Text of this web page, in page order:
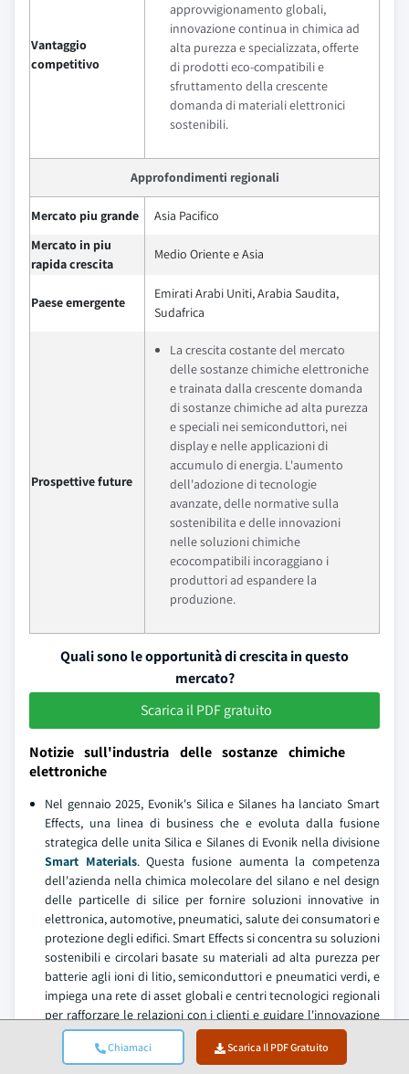
Chiamaci Scarica Il PDF Gratuito
Vantaggio
competitivo
approvvigionamento globali,
innovazione continua in chimica ad
alta purezza e specializzata, offerte
di prodotti eco-compatibili e
sfruttamento della crescente
domanda di materiali elettronici
sostenibili.
Approfondimenti regionali
Mercato piu grande
Asia Pacifico
Mercato in piu
rapida crescita
Medio Oriente e Asia
Paese emergente
Emirati Arabi Uniti, Arabia Saudita,
Sudafrica
Prospettive future
La crescita costante del mercato
delle sostanze chimiche elettroniche
e trainata dalla crescente domanda
di sostanze chimiche ad alta purezza
e speciali nei semiconduttori, nei
display e nelle applicazioni di
accumulo di energia. L'aumento
dell'adozione di tecnologie
avanzate, delle normative sulla
sostenibilita e delle innovazioni
nelle soluzioni chimiche
ecocompatibili incoraggiano i
produttori ad espandere la
produzione.
Quali sono le opportunità di crescita in questo
mercato?
Scarica il PDF gratuito
Notizie sull'industria delle sostanze chimiche
elettroniche
Nel gennaio 2025, Evonik's Silica e Silanes ha lanciato Smart
Effects, una linea di business che e evoluta dalla fusione
strategica delle unita Silica e Silanes di Evonik nella divisione
Smart Materials. Questa fusione aumenta la competenza
dell'azienda nella chimica molecolare del silano e nel design
delle particelle di silice per fornire soluzioni innovative in
elettronica, automotive, pneumatici, salute dei consumatori e
protezione degli edifici. Smart Effects si concentra su soluzioni
sostenibili e circolari basate su materiali ad alta purezza per
batterie agli ioni di litio, semiconduttori e pneumatici verdi, e
impiega una rete di asset globali e centri tecnologici regionali
per rafforzare le relazioni con i clienti e guidare l'innovazione
in vari settori.
Nel ottobre 2023, FUJIFILM Corporation ha consolidato la sua